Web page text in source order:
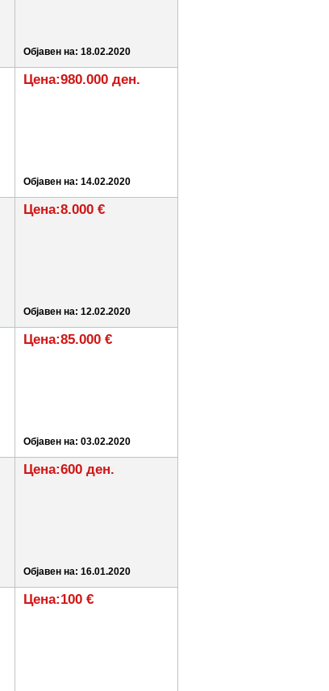
Објавен на: 18.02.2020
Цена:980.000 ден.
Објавен на: 14.02.2020
Цена:8.000 €
Објавен на: 12.02.2020
Цена:85.000 €
Објавен на: 03.02.2020
Цена:600 ден.
Објавен на: 16.01.2020
Цена:100 €